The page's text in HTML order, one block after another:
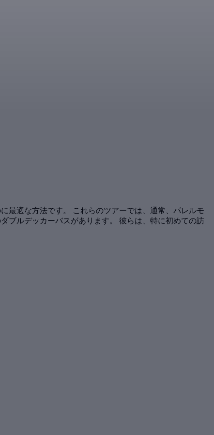
最適な方法です。 これらのツアーでは、通常、パレルモ
ブルデッカーバスがあります。 彼らは、特に初めての訪